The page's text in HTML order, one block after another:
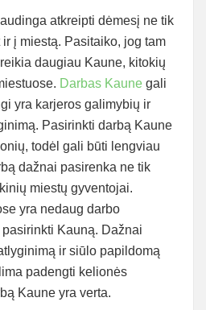
atkreipti dėmesį ne tik
į miestą. Pasitaiko, jog tam
daugiau Kaune, kitokių
Darbas Kaune gali
yra karjeros galimybių ir
Pasirinkti darbą Kaune
todėl gali būti lengviau
dažnai pasirenka ne tik
miestų gyventojai.
yra nedaug darbo
Kauną. Dažnai
ir siūlo papildomą
padengti kelionės
Kaune yra verta.